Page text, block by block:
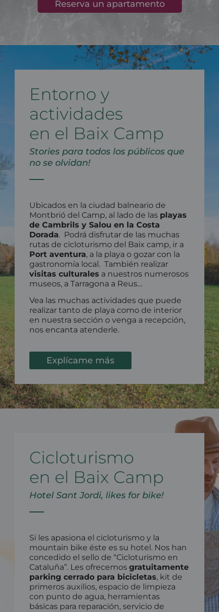
Reserva un apartamento
Entorno y
actividades
en el Baix Camp
Stories para todos los públicos que
no se olvidan!
Ubicados en la ciudad balneario de
Montbrió del Camp, al lado de las playas
de Cambrils y Salou en la Costa
Dorada. Podrá disfrutar de las muchas
rutas de cicloturismo del Baix camp, ir a
Port aventura, a la playa o gozar con la
gastronomía local. También realizar
visitas culturales a nuestros numerosos
museos, a Tarragona a Reus…
Vea las muchas actividades que puede
realizar tanto de playa como de interior
en nuestra sección o venga a recepción,
nos encanta atenderle.
Explícame más
Cicloturismo
en el Baix Camp
Hotel Sant Jordi, likes for bike!
Si les apasiona el cicloturismo y la
mountain bike éste es su hotel. Nos han
concedido el sello de “Cicloturismo en
Cataluña”. Les ofrecemos gratuitamente
parking cerrado para bicicletas, kit de
primeros auxilios, espacio de limpieza
con punto de agua, herramientas
básicas para reparación, servicio de